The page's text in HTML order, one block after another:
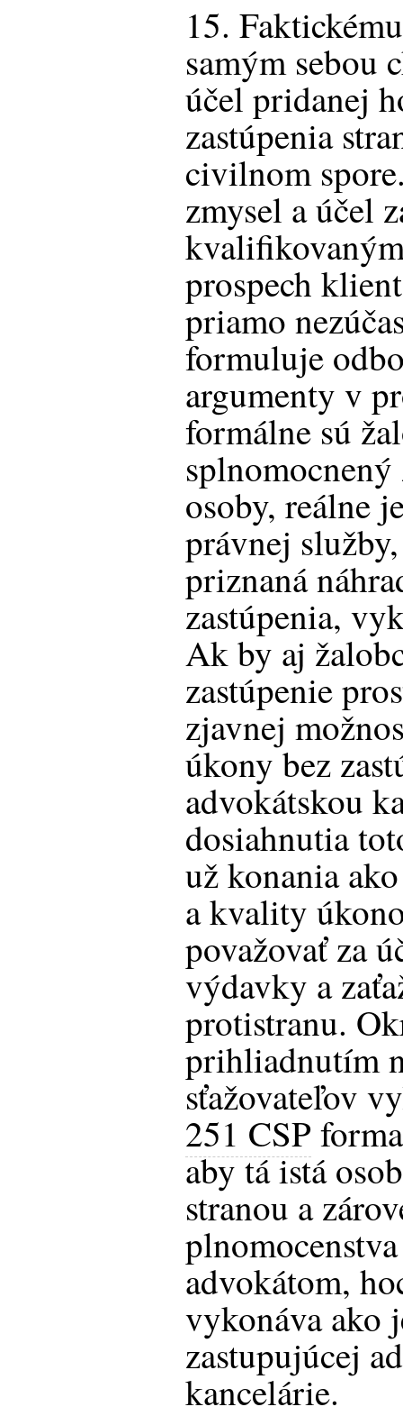
15.
samým sebou
účel pridanej
zastúpenia
civilnom
zmysel a účel
prospech
priamo
formuluje
argumenty v
formálne sú
osoby, reálne
právnej
priznaná
zastúpenia,
Ak by aj
zastúpenie
zjavnej
úkony bez
advokátskou
dosiahnutia
už konania
a kvality
považovať za
výdavky a
protistranu.
prihliadnutím
sťažovateľov
251 CSP
aby tá istá
stranou a
advokátom,
vykonáva ako
zastupujúcej
kancelárie.